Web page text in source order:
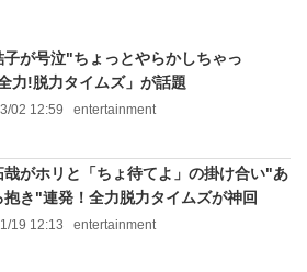
子が号泣"ちょっとやらかしちゃっ
力!脱力タイムズ」が話題
02 12:59 entertainment
哉がホリと「ちょ待てよ」の掛け合い"あ
抱き"連発！全力脱力タイムズが神回
19 12:13 entertainment